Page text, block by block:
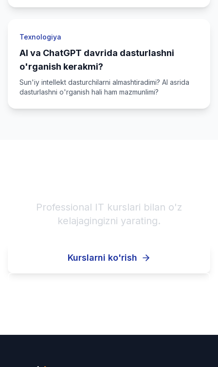
Texnologiya
AI va ChatGPT davrida dasturlashni
o'rganish kerakmi?
Sun'iy intellekt dasturchilarni almashtiradimi? AI asrida
dasturlashni o'rganish hali ham mazmunlimi?
Professional IT kurslari bilan o'z
kelajagingizni yarating.
Kurslarni ko'rish